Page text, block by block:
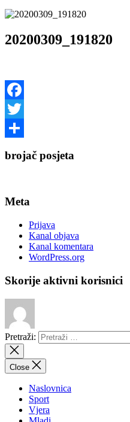
20200309_191820
Facebook
Twitter
brojač posjeta
Meta
Prijava
Kanal objava
Kanal komentara
WordPress.org
Skorije aktivni korisnici
Pretraži:
Close
Naslovnica
Sport
Vjera